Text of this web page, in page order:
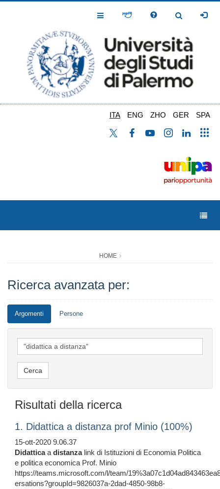
Toggle
Toggle
ITA ENG ZHO GER SPA
HOME
Ricerca avanzata per:
Argomenti Persone
Risultati della ricerca
1. Didattica a distanza prof Minio (100%)
15-ott-2020 9.06.37
Didatticaadistanzalink di Istituzioni di Economia Politica
e politica economica Prof. Minio
https://teams.microsoft.com/l/team/
ersations?groupId=9826037a-2dad-4850-98b8-